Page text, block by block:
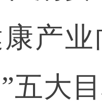
产
五大